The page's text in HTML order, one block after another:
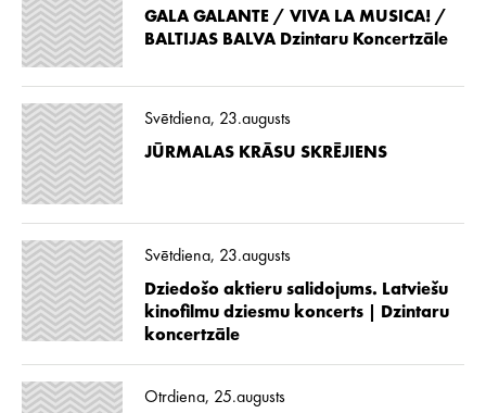
GALA GALANTE / VIVA LA MUSICA! /
BALTIJAS BALVA Dzintaru Koncertzāle
Svētdiena, 23.augusts
JŪRMALAS KRĀSU SKRĒJIENS
Svētdiena, 23.augusts
Dziedošo aktieru salidojums. Latviešu
kinofilmu dziesmu koncerts | Dzintaru
koncertzāle
Otrdiena, 25.augusts